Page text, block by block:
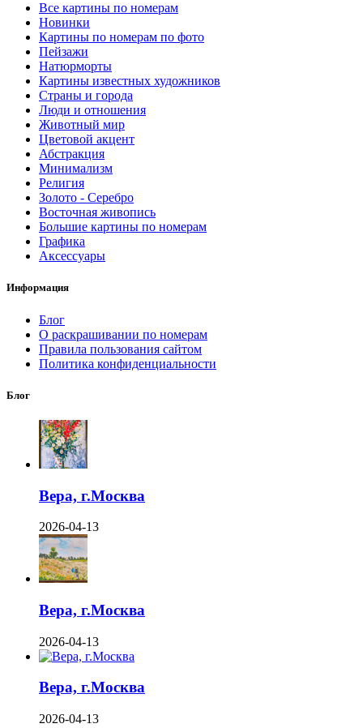
Все картины по номерам
Новинки
Картины по номерам по фото
Пейзажи
Натюрморты
Картины известных художников
Страны и города
Люди и отношения
Животный мир
Цветовой акцент
Абстракция
Минимализм
Религия
Золото - Серебро
Восточная живопись
Большие картины по номерам
Графика
Аксессуары
Информация
Блог
О раскрашивании по номерам
Правила пользования сайтом
Политика конфиденциальности
Блог
Вера, г.Москва
2026-04-13
Вера, г.Москва
2026-04-13
Вера, г.Москва
2026-04-13